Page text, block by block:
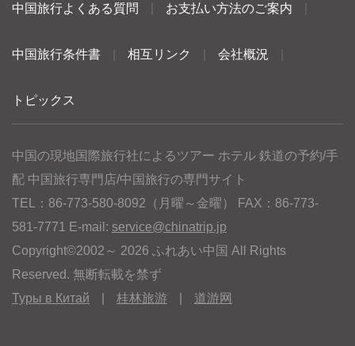
中国旅行よくある質問 お支払い方法のご案内
中国旅行条件書 相互リンク 会社概況
トピックス
中国の現地国際旅行社によるツアー ホテル 鉄道の予約/手
配 中国旅行専門店/中国旅行の専門サイト
TEL：86-773-580-8092（月曜～金曜） FAX：86-773-
581-7771 E-mail: service@chinatrip.jp
Copyright©2002～ 2026 ふれあい中国 All Rights
Reserved. 無断転載を禁ず
Туры в Китай
桂林旅游 道游网